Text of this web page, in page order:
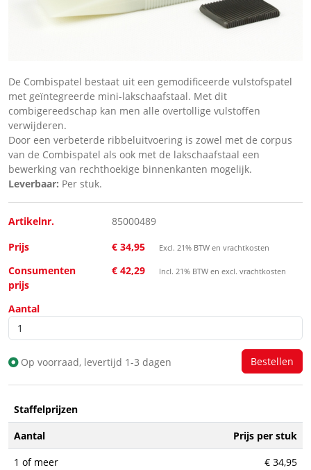
De Combispatel bestaat uit een gemodificeerde vulstofspatel
met geïntegreerde mini-lakschaafstaal. Met dit
combigereedschap kan men alle overtollige vulstoffen
verwijderen.
Door een verbeterde ribbeluitvoering is zowel met de corpus
van de Combispatel als ook met de lakschaafstaal een
bewerking van rechthoekige binnenkanten mogelijk.
Leverbaar: Per stuk.
Artikelnr.
85000489
Prijs
€ 34,95 Excl. 21% BTW en vrachtkosten
Consumenten
prijs
€ 42,29 Incl. 21% BTW en excl. vrachtkosten
Aantal
Op voorraad, levertijd 1-3 dagen
Staffelprijzen
Aantal
Prijs per stuk
1 of meer
€ 34,95